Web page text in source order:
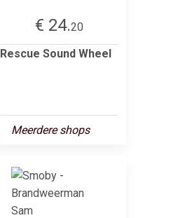
€ 24.20
Rescue Sound Wheel
Meerdere shops